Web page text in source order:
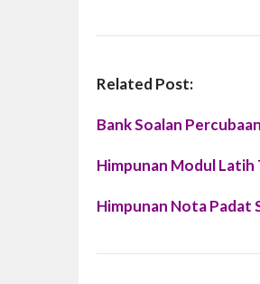
Related Post:
Bank Soalan
Himpunan Modul Latih
Himpunan Nota Padat